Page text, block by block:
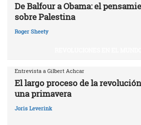
De Balfour a Obama: el
sobre Palestina
Roger Sheety
Entrevista a Gilbert Achcar
El largo proceso de la
una primavera
Joris Leverink